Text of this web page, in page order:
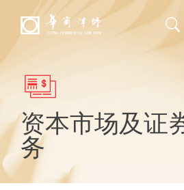
资本市场及证
务